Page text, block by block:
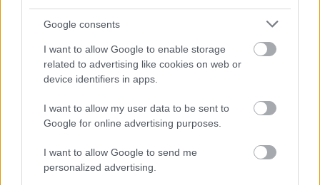
Google consents
I want to allow Google to enable storage
related to advertising like cookies on web or
device identifiers in apps.
I want to allow my user data to be sent to
Google for online advertising purposes.
I want to allow Google to send me
personalized advertising.
Jön még kép!